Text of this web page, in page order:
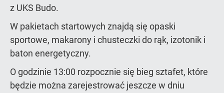
z UKS Budo.
W pakietach startowych znajdą się opaski
sportowe, makarony i chusteczki do rąk, izotonik i
baton energetyczny.
O godzinie 13:00 rozpocznie się bieg sztafet, które
będzie można zarejestrować jeszcze w dniu